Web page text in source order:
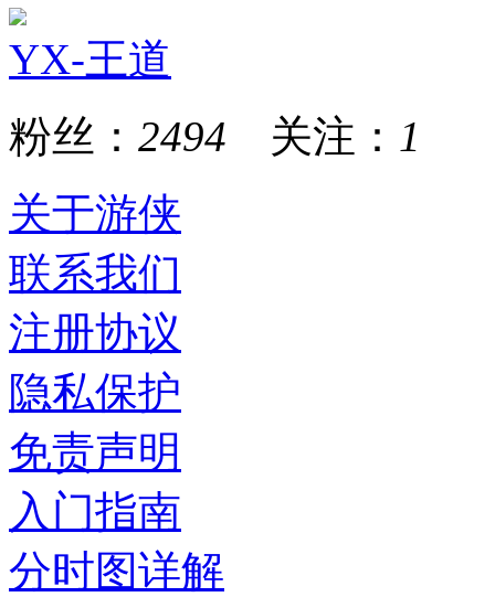
YX-王道
粉丝： 2494 关注： 1
关于游侠
联系我们
注册协议
隐私保护
免责声明
入门指南
分时图详解